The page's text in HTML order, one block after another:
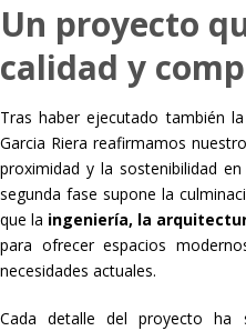
Un proyecto
calidad y
Tras haber ejecutado también la
Garcia Riera reafirmamos
proximidad y la sostenibilidad
segunda fase supone la
que la ingeniería, la
para ofrecer espacios
necesidades actuales.
Cada detalle del proyecto ha